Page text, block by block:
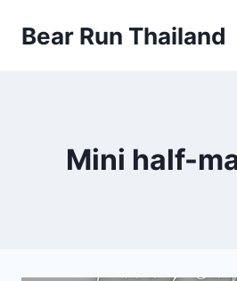
Bear Run Thailand
Mini half-